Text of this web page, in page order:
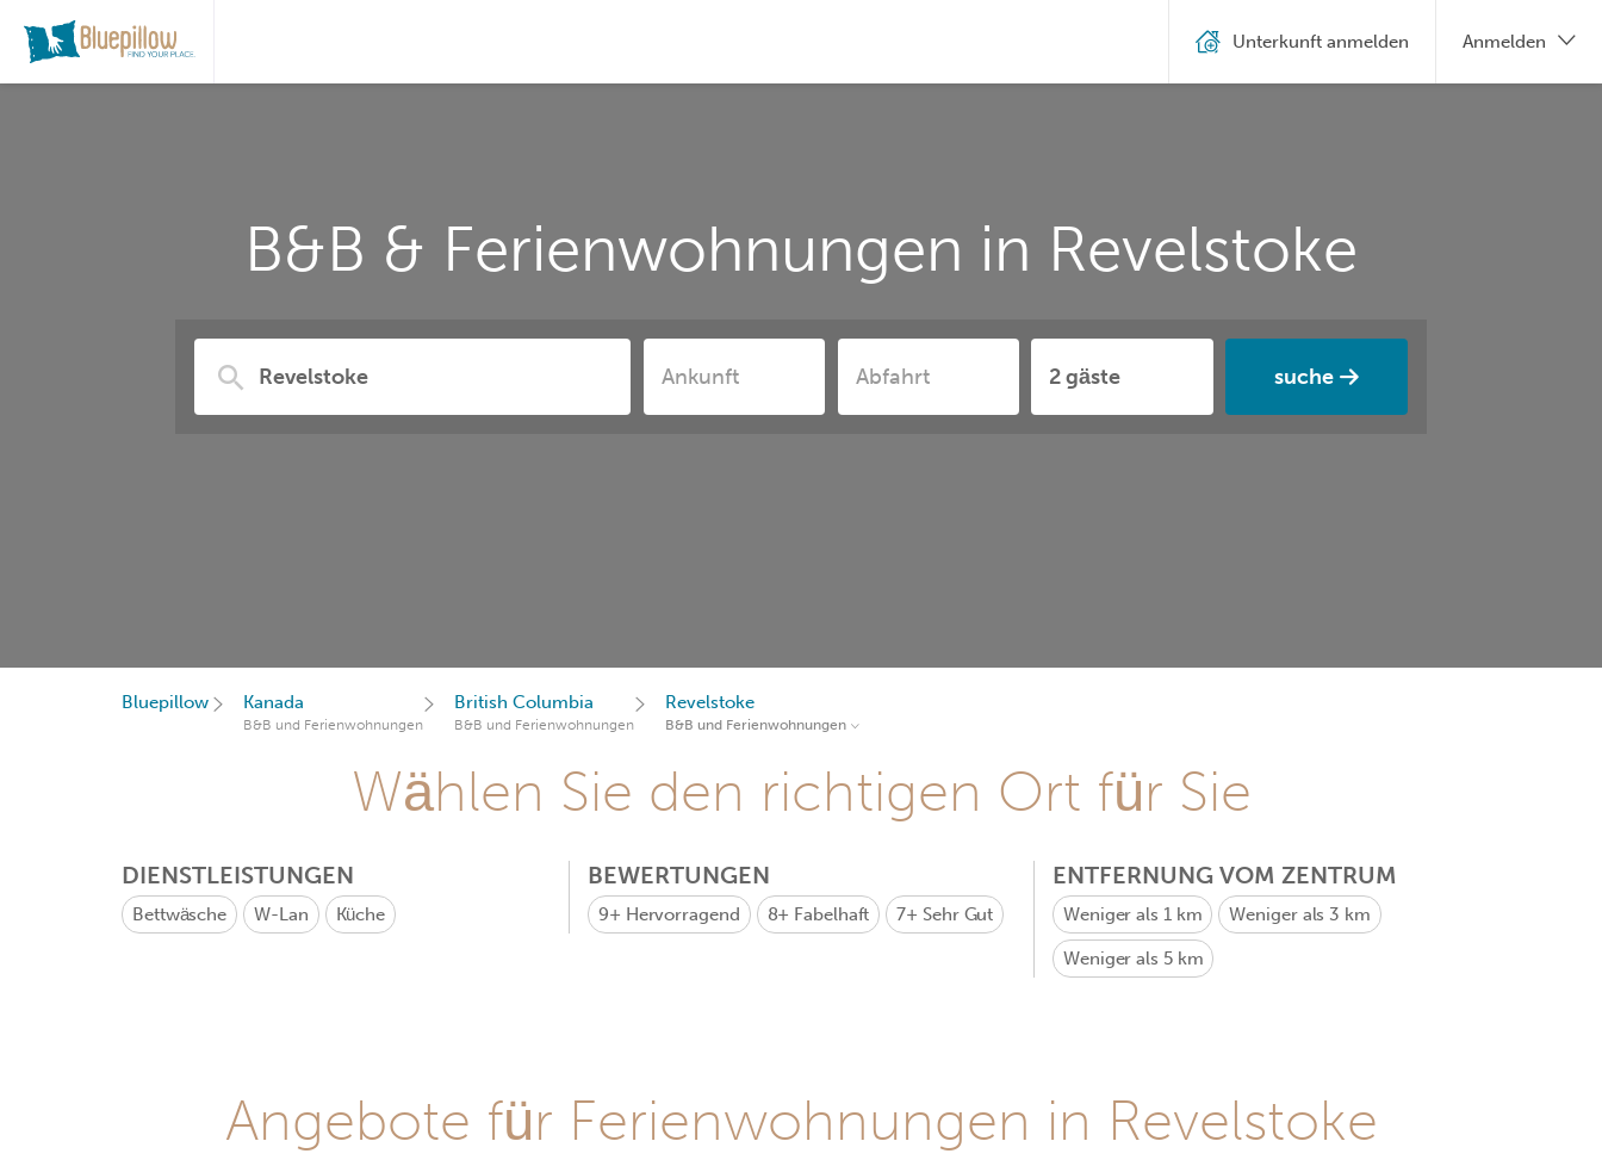
B&B & Ferienwohnungen in Revelstoke
suche
Unterkunft anmelden Anmelden
Bluepillow Kanada
B&B und Ferienwohnungen
British Columbia
B&B und Ferienwohnungen
Revelstoke
B&B und Ferienwohnungen
Wählen Sie den richtigen Ort für Sie
DIENSTLEISTUNGEN
Bettwäsche W-Lan Küche
BEWERTUNGEN
9+ Hervorragend 8+ Fabelhaft 7+ Sehr Gut
ENTFERNUNG VOM ZENTRUM
Weniger als 1 km Weniger als 3 km
Weniger als 5 km
Angebote für Ferienwohnungen in Revelstoke